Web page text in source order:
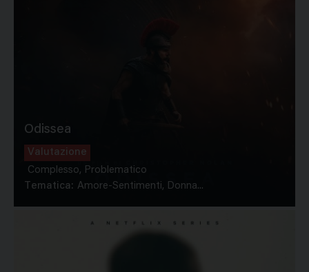
Odissea
Valutazione
Complesso, Problematico
Tematica: Amore-Sentimenti, Donna...